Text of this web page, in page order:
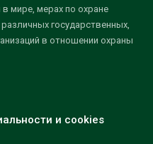
в мире, мерах по охране
государственных,
в отношении охраны
и cookies